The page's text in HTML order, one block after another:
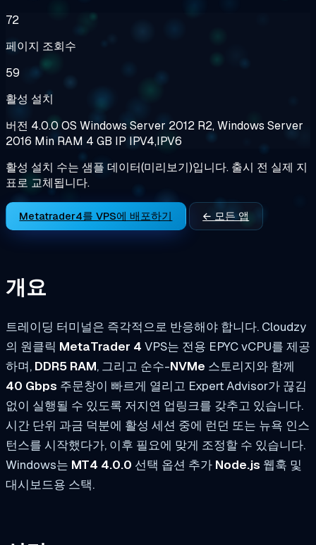
72
페이지 조회수
59
활성 설치
버전 4.0.0OS Windows Server 2012 R2, Windows Server
2016 Min RAM 4 GB IP IPV4,IPV6
활성 설치 수는 샘플 데이터(미리보기)입니다. 출시 전 실제 지
표로 교체됩니다.
Metatrader4를 VPS에 배포하기 ← 모든 앱
개요
트레이딩 터미널은 즉각적으로 반응해야 합니다. Cloudzy
의 원클릭 MetaTrader 4 VPS는 전용 EPYC vCPU를 제공
하며, DDR5 RAM, 그리고 순수-NVMe 스토리지와 함께
40 Gbps 주문창이 빠르게 열리고 Expert Advisor가 끊김
없이 실행될 수 있도록 저지연 업링크를 갖추고 있습니다.
시간 단위 과금 덕분에 활성 세션 중에 런던 또는 뉴욕 인스
턴스를 시작했다가, 이후 필요에 맞게 조정할 수 있습니다.
Windows는 MT4 4.0.0 선택 옵션 추가 Node.js 웹훅 및
대시보드용 스택.